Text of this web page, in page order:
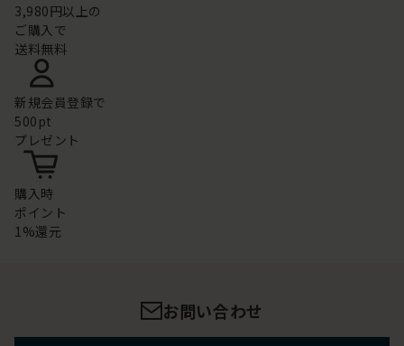
3,980円以上の
ご購入で
送料無料
新規会員登録で
500pt
プレゼント
購入時
ポイント
1%還元
お問い合わせ